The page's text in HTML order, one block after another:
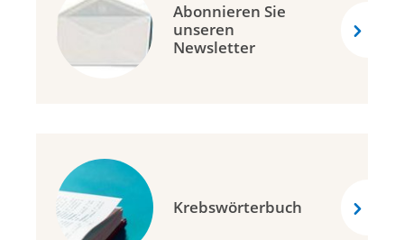
Abonnieren Sie
unseren
Newsletter
Krebswörterbuch